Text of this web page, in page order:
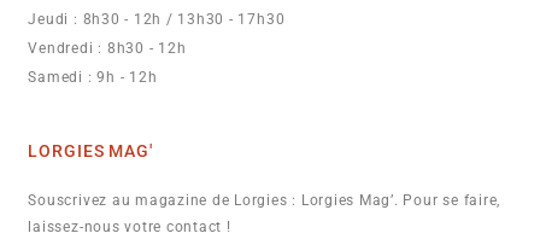
Jeudi : 8h30 - 12h / 13h30 - 17h30
Vendredi : 8h30 - 12h
Samedi : 9h - 12h
LORGIES MAG'
Souscrivez au magazine de Lorgies : Lorgies Mag’. Pour se faire,
laissez-nous votre contact !